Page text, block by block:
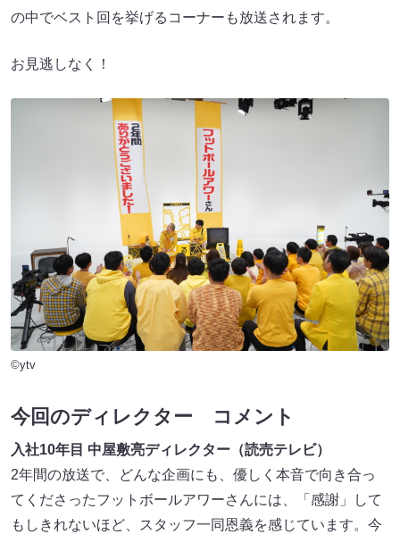
の中でベスト回を挙げるコーナーも放送されます。
お見逃しなく！
©ytv
今回のディレクター コメント
入社10年目 中屋敷亮ディレクター（読売テレビ）
2年間の放送で、どんな企画にも、優しく本音で向き合っ
てくださったフットボールアワーさんには、「感謝」して
もしきれないほど、スタッフ一同恩義を感じています。今